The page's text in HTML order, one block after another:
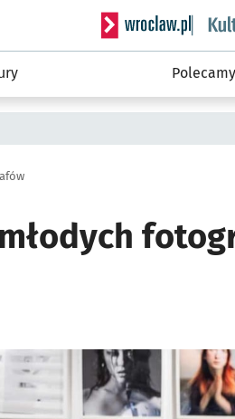
Serwis informacyjny
Polecamy